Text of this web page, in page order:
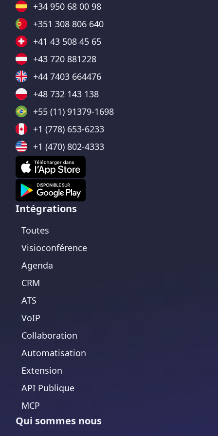
+34 950 68 00 98
+351 308 806 640
+41 43 508 45 65
+43 720 881228
+44 7403 664476
+48 732 143 138
+55 (11) 91379-1698
+1 (778) 653-6233
+1 (470) 802-4333
Intégrations
Toutes
Visioconférence
Agenda
CRM
ATS
VoIP
Collaboration
Automatisation
Extension
API Publique
MCP
Qui sommes nous